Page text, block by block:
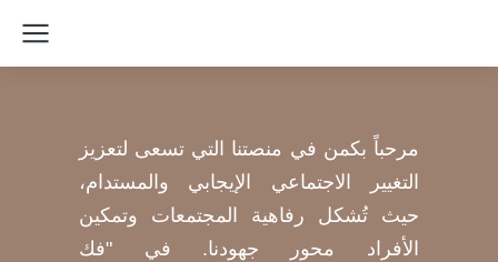
مرحباً بكمن في منصتنا التي تسعى لتعزيز
التغيير الاجتماعي الإيجابي والمستدام،
حيث تُشكل رفاهية المجتمعات وتمكين
الأفراد محور جهودنا. في "فك